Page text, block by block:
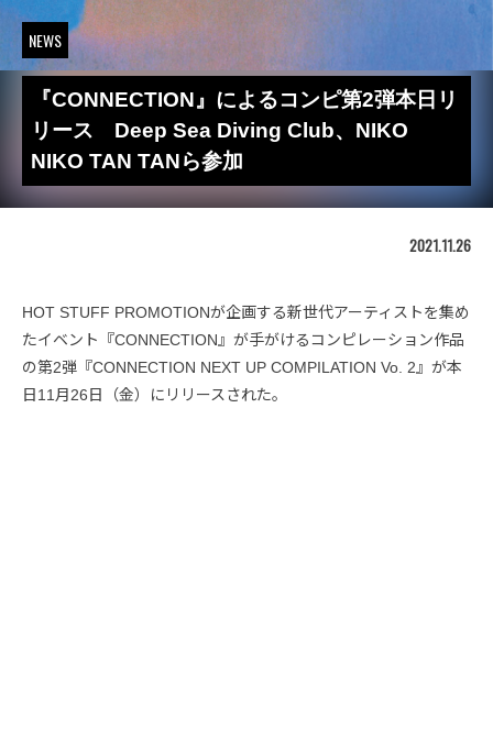
NEWS
『CONNECTION』によるコンピ第2弾本日リ
リース Deep Sea Diving Club、NIKO
NIKO TAN TANら参加
2021.11.26
HOT STUFF PROMOTIONが企画する新世代アーティストを集め
たイベント『CONNECTION』が手がけるコンピレーション作品
の第2弾『CONNECTION NEXT UP COMPILATION Vo. 2』が本
日11月26日（金）にリリースされた。